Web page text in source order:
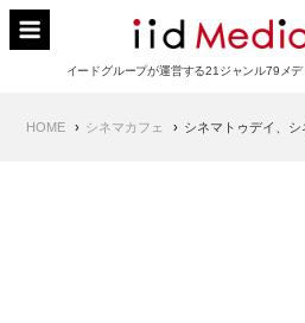
Skip
イードメディアナ
イードグループが運営する21ジャンル79メ
Navigation
HOME シネマカフェ シネマトゥデイ、